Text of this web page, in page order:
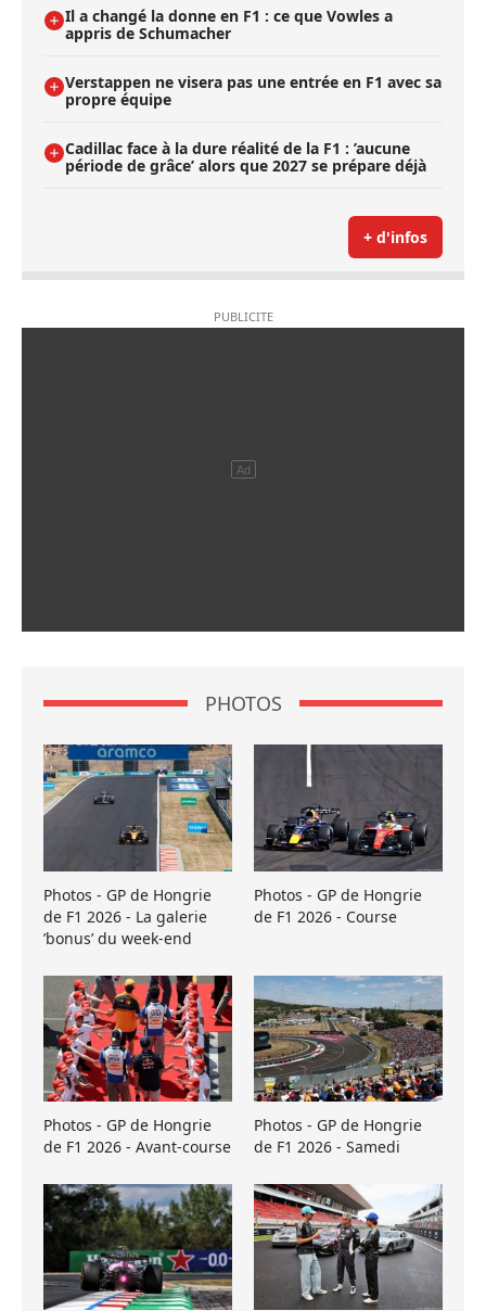
Il a changé la donne en F1 : ce que Vowles a
appris de Schumacher
Verstappen ne visera pas une entrée en F1 avec sa
propre équipe
Cadillac face à la dure réalité de la F1 : ’aucune
période de grâce’ alors que 2027 se prépare déjà
+ d'infos
PHOTOS
Photos - GP de Hongrie
de F1 2026 - La galerie
’bonus’ du week-end
Photos - GP de Hongrie
de F1 2026 - Course
Photos - GP de Hongrie
de F1 2026 - Avant-course
Photos - GP de Hongrie
de F1 2026 - Samedi